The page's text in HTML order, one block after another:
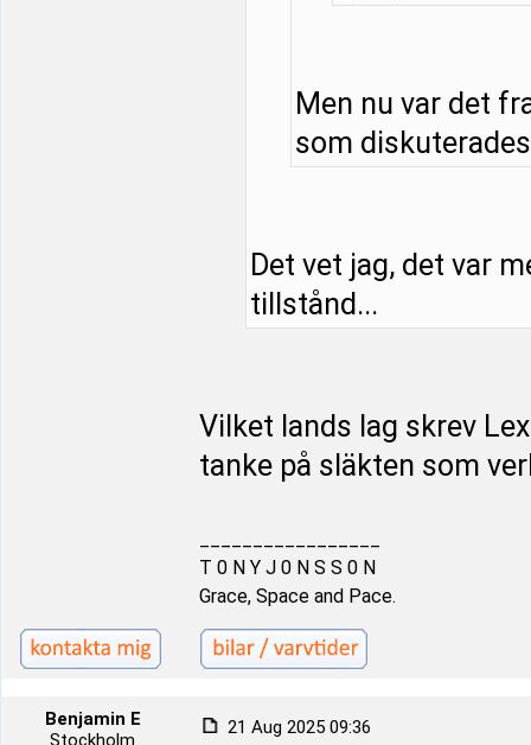
Men nu var det
som
Det vet jag, det var
tillstånd...
Vilket lands lag skrev
tanke på släkten som
T 0 N Y J 0 N S S 0 N
Grace, Space and Pace.
Benjamin E
Stockholm
21 Aug 2025 09:36